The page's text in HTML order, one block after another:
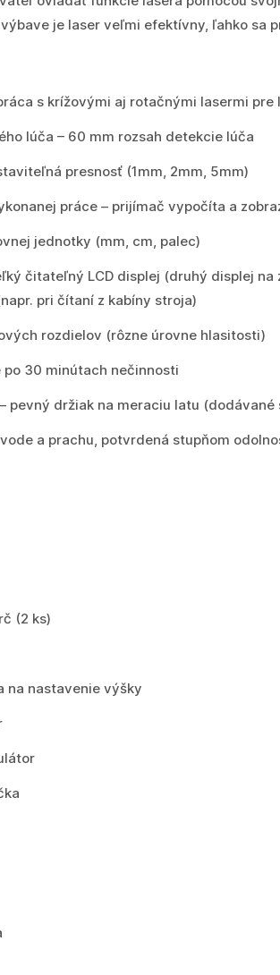
je laser veľmi efektívny, ľahko sa
s krížovými aj rotačnými lasermi
lúča – 60 mm rozsah detekcie lúča
presnosť (1mm, 2mm, 5mm)
práce – prijímač vypočíta a
jednotky (mm, cm, palec)
čitateľný LCD displej (druhý displej
pri čítaní z kabíny stroja)
rozdielov (rôzne úrovne hlasitosti)
po 30 minútach nečinnosti
pevný držiak na meraciu latu (dodávané
a prachu, potvrdená stupňom
(2 ks)
na nastavenie výšky